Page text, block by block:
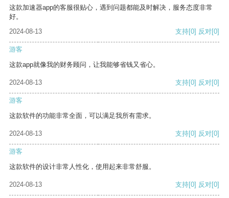
这款加速器app的客服很贴心，遇到问题都能及时解决，服务态度非常
好。
2024-08-13
支持[0] 反对[0]
游客
这款app就像我的财务顾问，让我能够省钱又省心。
2024-08-13 支持[0] 反对[0]
游客
这款软件的功能非常全面，可以满足我所有需求。
2024-08-13 支持[0] 反对[0]
游客
这款软件的设计非常人性化，使用起来非常舒服。
2024-08-13 支持[0] 反对[0]